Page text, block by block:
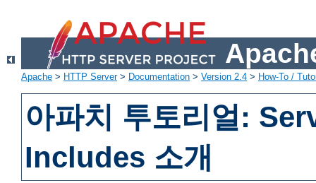
Apache > HTTP Server> Documentation > Version 2.4 > How-To /
아파치 투토리얼:
Includes 소개